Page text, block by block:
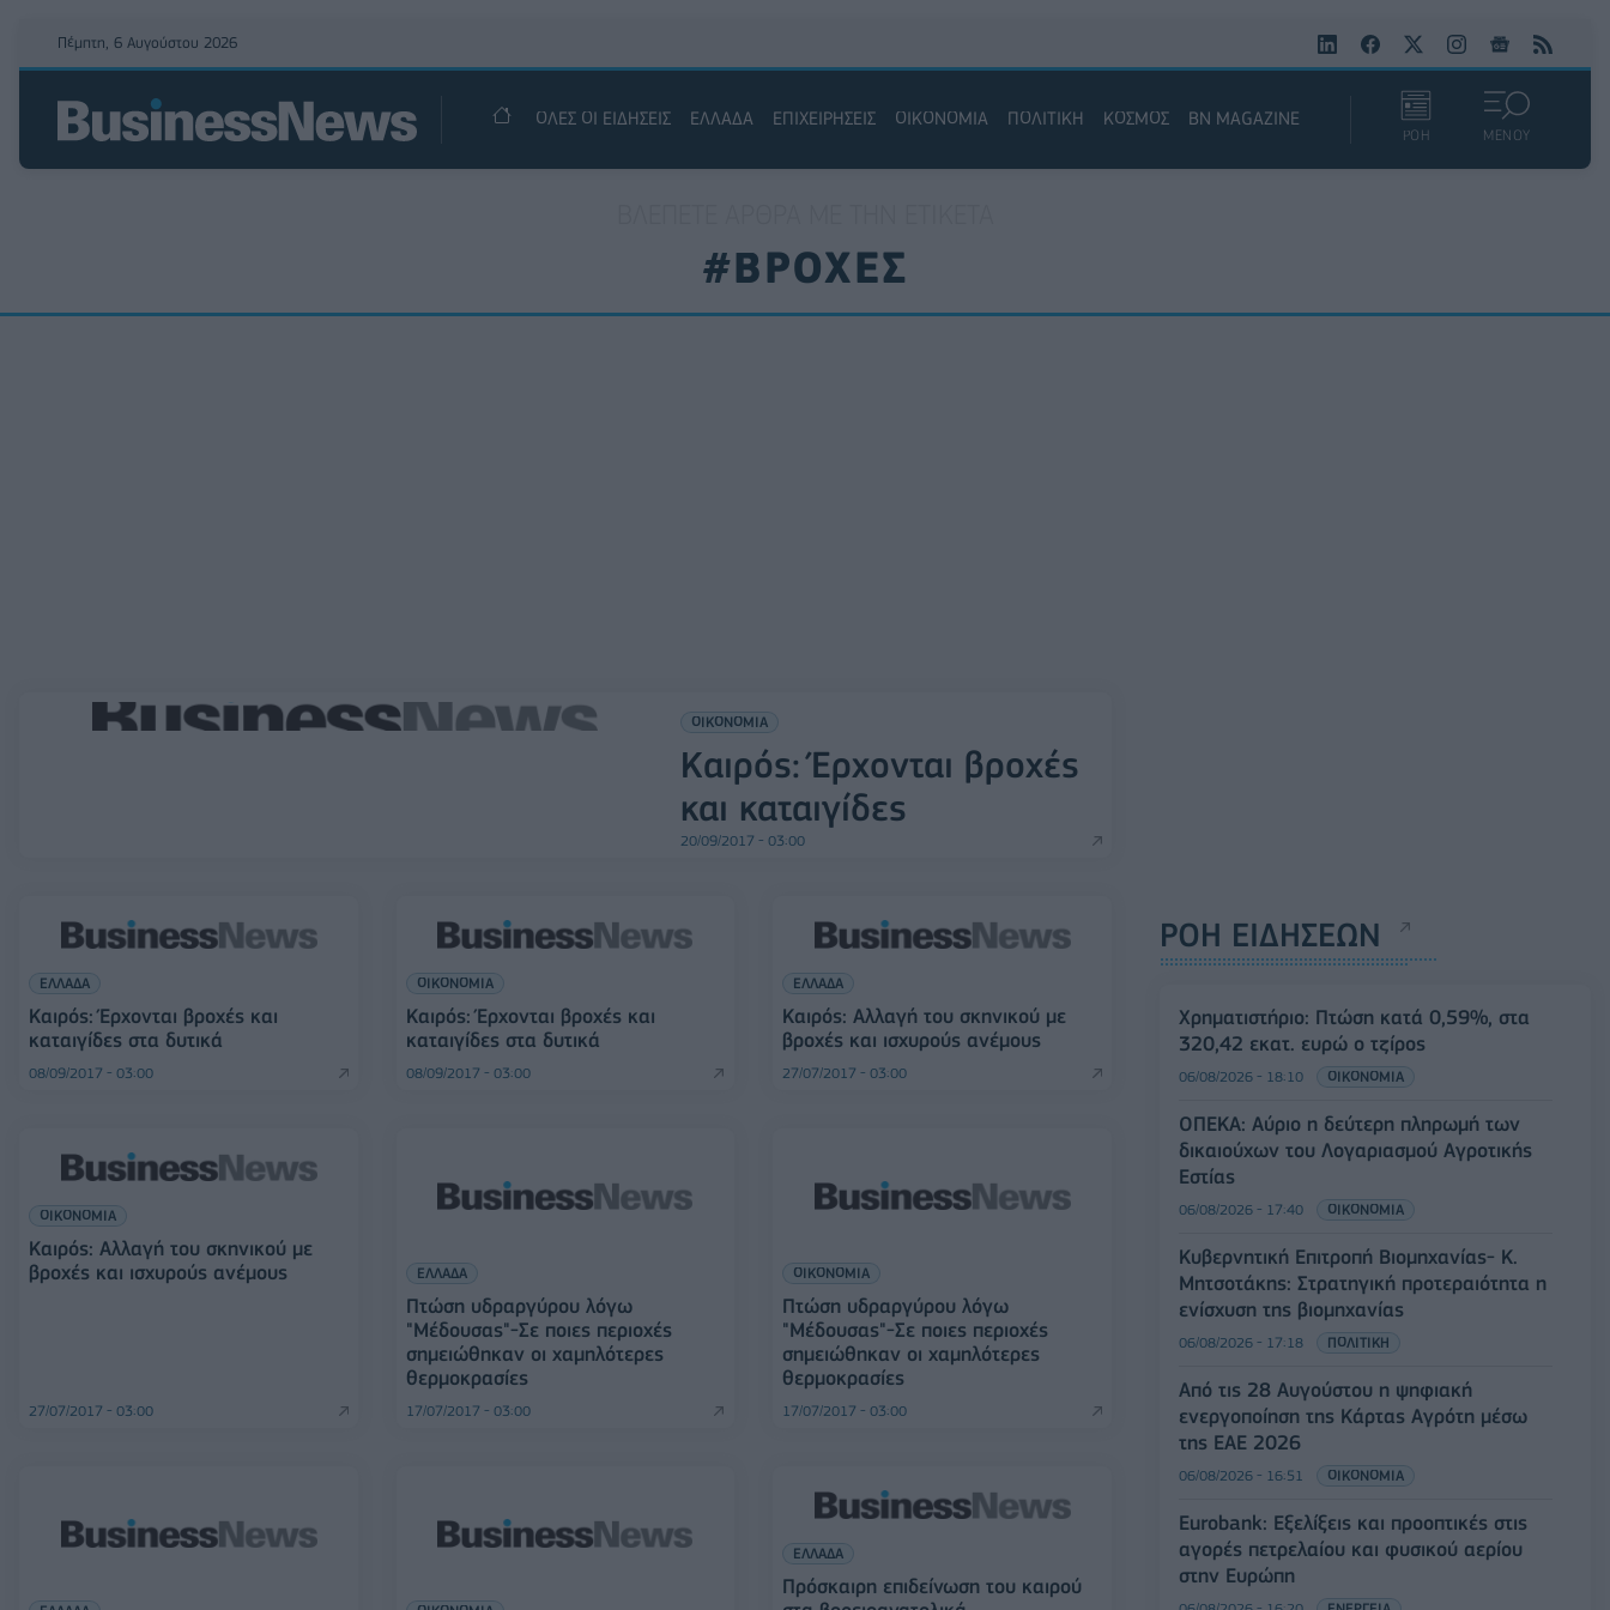
Πέμπτη, 6 Αυγούστου 2026
ΟΛΕΣ ΟΙ ΕΙΔΗΣΕΙΣ ΕΛΛΑΔΑ ΕΠΙΧΕΙΡΗΣΕΙΣ ΟΙΚΟΝΟΜΙΑ ΠΟΛΙΤΙΚΗ ΚΟΣΜΟΣ BN MAGAZINE
ΡΟΗ ΜΕΝΟΥ
#ΒΡΟΧΕΣ
ΟΙΚΟΝΟΜΙΑ
Καιρός: Έρχονται βροχές
και καταιγίδες
20/09/2017 - 03:00
ΕΛΛΑΔΑ
Καιρός: Έρχονται βροχές και
καταιγίδες στα δυτικά
08/09/2017 - 03:00
ΟΙΚΟΝΟΜΙΑ
Καιρός: Έρχονται βροχές και
καταιγίδες στα δυτικά
08/09/2017 - 03:00
ΕΛΛΑΔΑ
Καιρός: Αλλαγή του σκηνικού με
βροχές και ισχυρούς ανέμους
27/07/2017 - 03:00
ΟΙΚΟΝΟΜΙΑ
Καιρός: Αλλαγή του σκηνικού με
βροχές και ισχυρούς ανέμους
27/07/2017 - 03:00
ΕΛΛΑΔΑ
Πτώση υδραργύρου λόγω
"Μέδουσας"-Σε ποιες περιοχές
σημειώθηκαν οι χαμηλότερες
θερμοκρασίες
17/07/2017 - 03:00
ΟΙΚΟΝΟΜΙΑ
Πτώση υδραργύρου λόγω
"Μέδουσας"-Σε ποιες περιοχές
σημειώθηκαν οι χαμηλότερες
θερμοκρασίες
17/07/2017 - 03:00
ΕΛΛΑΔΑ
Πρόσκαιρη επιδείνωση του καιρού
ΡΟΗ ΕΙΔΗΣΕΩΝ
Χρηματιστήριο: Πτώση κατά 0,59%, στα
320,42 εκατ. ευρώ ο τζίρος
06/08/2026 - 18:10 ΟΙΚΟΝΟΜΙΑ
ΟΠΕΚΑ: Αύριο η δεύτερη πληρωμή των
δικαιούχων του Λογαριασμού Αγροτικής
Εστίας
06/08/2026 - 17:40 ΟΙΚΟΝΟΜΙΑ
Κυβερνητική Επιτροπή Βιομηχανίας- Κ.
Μητσοτάκης: Στρατηγική προτεραιότητα η
ενίσχυση της βιομηχανίας
06/08/2026 - 17:18 ΠΟΛΙΤΙΚΗ
Από τις 28 Αυγούστου η ψηφιακή
ενεργοποίηση της Κάρτας Αγρότη μέσω
της ΕΑΕ 2026
06/08/2026 - 16:51 ΟΙΚΟΝΟΜΙΑ
Eurobank: Εξελίξεις και προοπτικές στις
αγορές πετρελαίου και φυσικού αερίου
στην Ευρώπη